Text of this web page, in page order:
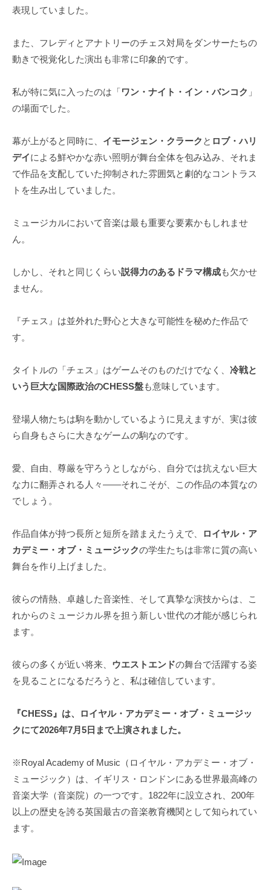
表現していました。
また、フレディとアナトリーのチェス対局をダンサーたちの
動きで視覚化した演出も非常に印象的です。
私が特に気に入ったのは「ワン・ナイト・イン・バンコク 」
の場面でした。
幕が上がると同時に、 イモージェン・クラーク と ロブ・ハリ
デイによる鮮やかな赤い照明が舞台全体を包み込み、それま
で作品を支配していた抑制された雰囲気と劇的なコントラス
トを生み出していました。
ミュージカルにおいて音楽は最も重要な要素かもしれませ
ん。
しかし、それと同じくらい説得力のあるドラマ構成も欠かせ
ません。
『チェス』は並外れた野心と大きな可能性を秘めた作品で
す。
タイトルの「チェス」はゲームそのものだけでなく、 冷戦と
いう巨大な国際政治のCHESS盤も意味しています。
登場人物たちは駒を動かしているように見えますが、実は彼
ら自身もさらに大きなゲームの駒なのです。
愛、自由、尊厳を守ろうとしながら、自分では抗えない巨大
な力に翻弄される人々――それこそが、この作品の本質なの
でしょう。
作品自体が持つ長所と短所を踏まえたうえで、
ロイヤル・ア
カデミー・オブ・ミュージックの学生たちは非常に質の高い
舞台を作り上げました。
彼らの情熱、卓越した音楽性、そして真摯な演技からは、こ
れからのミュージカル界を担う新しい世代の才能が感じられ
ます。
彼らの多くが近い将来、 ウエストエンドの舞台で活躍する姿
を見ることになるだろうと、私は確信しています。
『CHESS』は、ロイヤル・アカデミー・オブ・ミュージッ
クにて2026年7月5日まで上演されました。
※Royal Academy of Music（ロイヤル・アカデミー・オブ・
ミュージック）は、イギリス・ロンドンにある世界最高峰の
音楽大学（音楽院）の一つです。1822年に設立され、200年
以上の歴史を誇る英国最古の音楽教育機関として知られてい
ます。